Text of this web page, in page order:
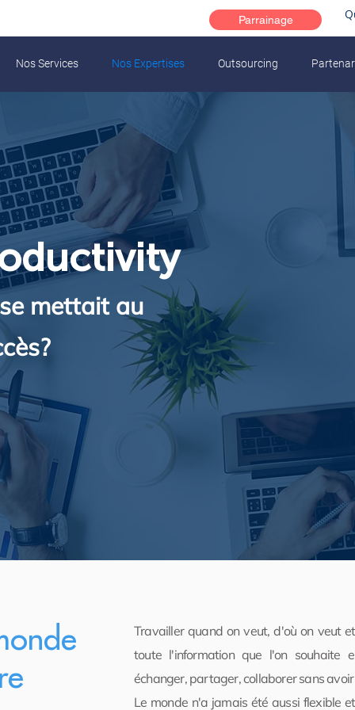
Parrainage
Nos Services Nos Expertises Outsourcing
mettait au
Travailler quand on veut, d'où on veut
toute l'information que l'on souhaite
échanger, partager, collaborer sans
Le monde n'a jamais été aussi flexible